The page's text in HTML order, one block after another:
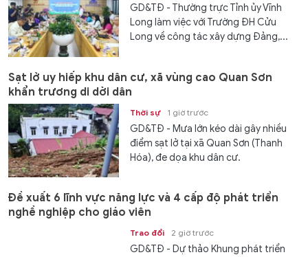
GD&TĐ - Thường trực Tỉnh ủy Vĩnh
Long làm việc với Trường ĐH Cửu
Long về công tác xây dựng Đảng,...
Sạt lở uy hiếp khu dân cư, xã vùng cao Quan Sơn
khẩn trương di dời dân
Thời sự 1 giờ trước
GD&TĐ - Mưa lớn kéo dài gây nhiều
điểm sạt lở tại xã Quan Sơn (Thanh
Hóa), đe dọa khu dân cư.
Đề xuất 6 lĩnh vực năng lực và 4 cấp độ phát triển
nghề nghiệp cho giáo viên
Trao đổi 2 giờ trước
GD&TĐ - Dự thảo Khung phát triển